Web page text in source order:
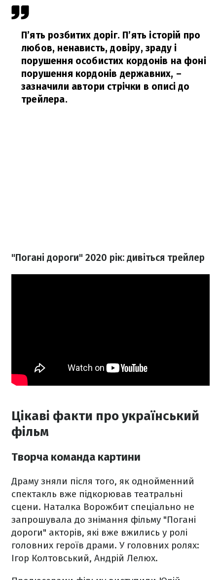
П’ять розбитих доріг. П’ять історій про
любов, ненависть, довіру, зраду і
порушення особистих кордонів на фоні
порушення кордонів державних, –
зазначили автори стрічки в описі до
трейлера.
"Погані дороги" 2020 рік: дивіться трейлер
Цікаві факти про український
фільм
Творча команда картини
Драму зняли після того, як однойменний
спектакль вже підкорював театральні
сцени. Наталка Ворожбит спеціально не
запрошувала до знімання фільму "Погані
дороги" акторів, які вже вжились у ролі
головних героїв драми. У головних ролях:
Ігор Колтовський, Андрій Лелюх.